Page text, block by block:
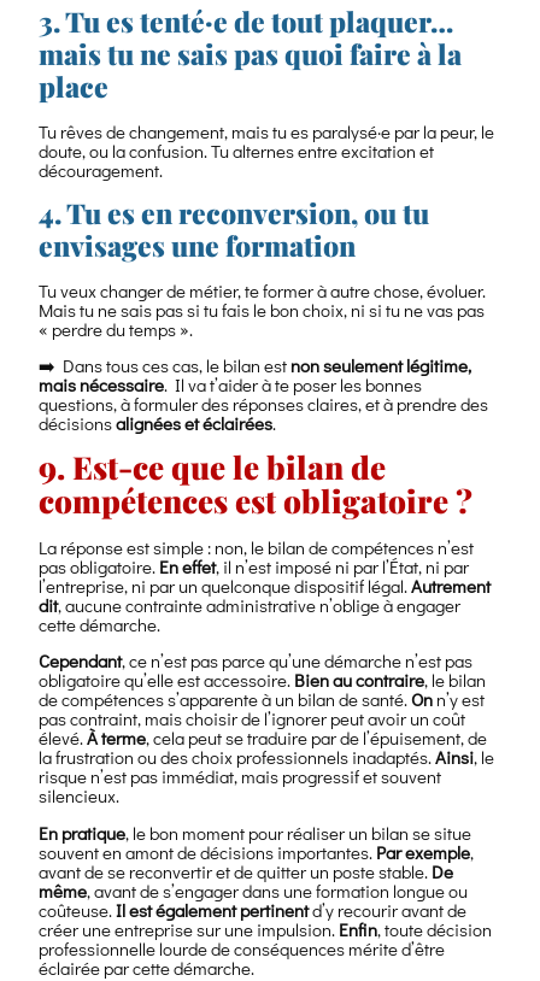
3. Tu es tenté·e de tout plaquer…
mais tu ne sais pas quoi faire à la
place
Tu rêves de changement, mais tu es paralysé·e par la peur, le
doute, ou la confusion. Tu alternes entre excitation et
découragement.
4. Tu es en reconversion, ou tu
envisages une formation
Tu veux changer de métier, te former à autre chose, évoluer.
Mais tu ne sais pas si tu fais le bon choix, ni si tu ne vas pas
« perdre du temps ».
➡️ Dans tous ces cas, le bilan est non seulement légitime,
mais nécessaire. Il va t’aider à te poser les bonnes
questions, à formuler des réponses claires, et à prendre des
décisionsalignées et éclairées.
9. Est-ce que le bilan de
compétences est obligatoire ?
La réponse est simple : non, le bilan de compétences n’est
pas obligatoire. En effet, il n’est imposé ni par l’État, ni par
l’entreprise, ni par un quelconque dispositif légal.Autrement
dit, aucune contrainte administrative n’oblige à engager
cette démarche.
Cependant, ce n’est pas parce qu’une démarche n’est pas
obligatoire qu’elle est accessoire. Bien au contraire, le bilan
de compétences s’apparente à un bilan de santé.On n’y est
pas contraint, mais choisir de l’ignorer peut avoir un coût
élevé.À terme, cela peut se traduire par de l’épuisement, de
la frustration ou des choix professionnels inadaptés.Ainsi, le
risque n’est pas immédiat, mais progressif et souvent
silencieux.
En pratique, le bon moment pour réaliser un bilan se situe
souvent en amont de décisions importantes. Par exemple,
avant de se reconvertir et de quitter un poste stable. De
même, avant de s’engager dans une formation longue ou
coûteuse.Il est également pertinentd’y recourir avant de
créer une entreprise sur une impulsion. Enfin, toute décision
professionnelle lourde de conséquences mérite d’être
éclairée par cette démarche.